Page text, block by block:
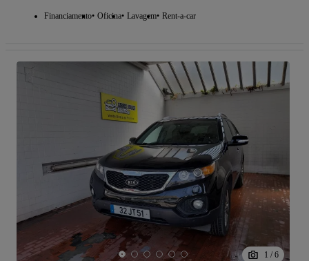
Financiamento Oficina Lavagem Rent-a-car
1 / 6